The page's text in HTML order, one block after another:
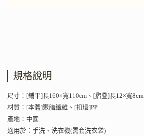
規格說明
尺寸：[鋪平]長160×寬110cm、[摺疊]長12×寬8cm
材質：[本體]聚脂纖維、[扣環]PP
產地：中國
適用於：手洗、洗衣機(需套洗衣袋)